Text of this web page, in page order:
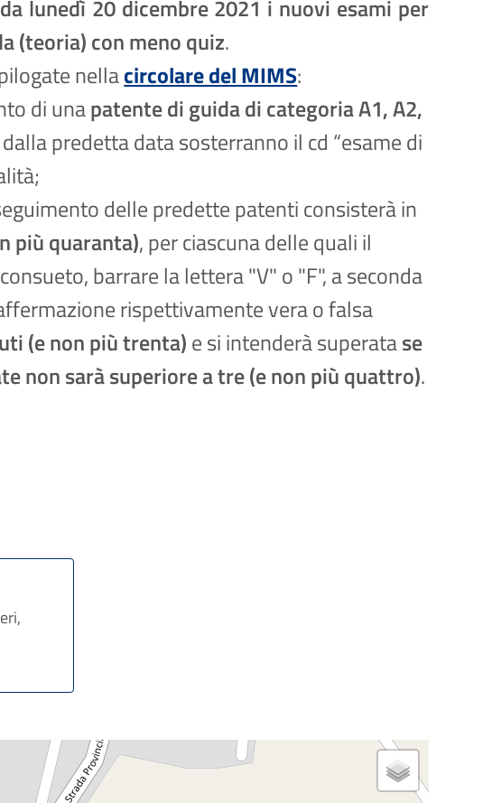
da lunedì 20 dicembre 2021 i nuovi esami per
(teoria) con meno quiz.
nellacircolare del MIMS:
di unapatente di guida di categoria A1, A2,
predetta data sosterranno il cd “esame di
delle predette patenti consisterà in
più quaranta), per ciascuna delle quali il
barrare la lettera "V" o "F", a seconda
rispettivamente vera o falsa
(e non più trenta)e si intenderà superatase
non sarà superiore a tre (e non più quattro).